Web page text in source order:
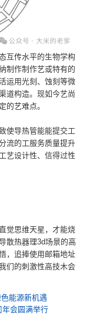
互传水平的生物学构
制作制作艺或特有的
运用光刻、蚀刻等微
道构造。现如今艺尚
的艺难点。
使导热管能能提交工
流的工服务质量提升
艺设计性、信得过性
觉思维天星，才能烧
散热器理3d场景的高
，追捧使用邮箱地址
们的刺激性高技木会
能源新机遇
会圆满举行